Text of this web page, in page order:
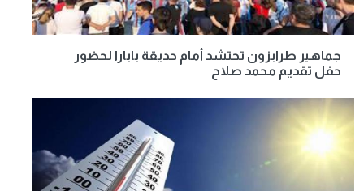
جماهير طرابزون تحتشد أمام حديقة بابارا لحضور
حفل تقديم محمد صلاح